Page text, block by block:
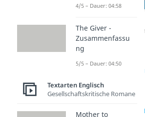
Zum
zur Videoseite:
4/5 – Dauer: 04:58
The Giver -
Zusammenfassu
ng
5/5 – Dauer: 04:50
Textarten Englisch
Gesellschaftskritische Romane
Mother to